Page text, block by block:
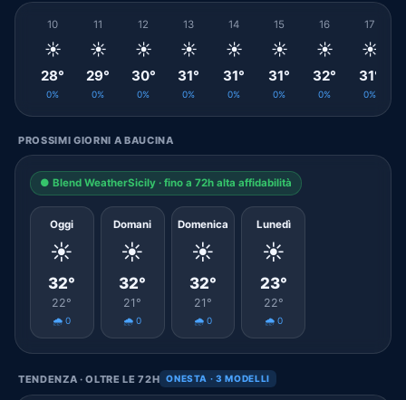
10
☀️
28°
0%
11
☀️
29°
0%
12
☀️
30°
0%
13
☀️
31°
0%
14
☀️
31°
0%
15
☀️
31°
0%
16
☀️
32°
0%
17
☀️
31°
0%
PROSSIMI GIORNI A BAUCINA
● Blend WeatherSicily · fino a 72h alta affidabilità
Oggi
☀️
32°
22°
🌧️ 0
Domani
☀️
32°
21°
🌧️ 0
Domenica
☀️
32°
21°
🌧️ 0
Lunedì
☀️
23°
22°
🌧️ 0
TENDENZA · OLTRE LE 72H ONESTA · 3 MODELLI